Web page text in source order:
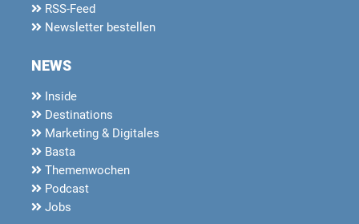
RSS-Feed
Newsletter bestellen
NEWS
Inside
Destinations
Marketing & Digitales
Basta
Themenwochen
Podcast
Jobs